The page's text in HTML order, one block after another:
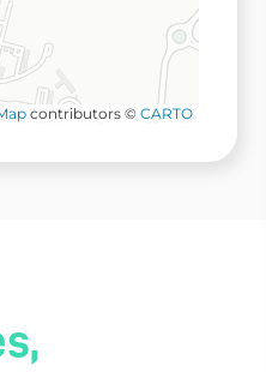
contributors © CARTO